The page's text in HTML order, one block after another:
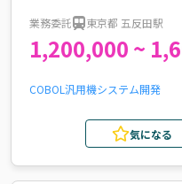
業務委託 東京都 五反田駅
1,200,000 ~
COBOL 汎用機システム開発
気になる